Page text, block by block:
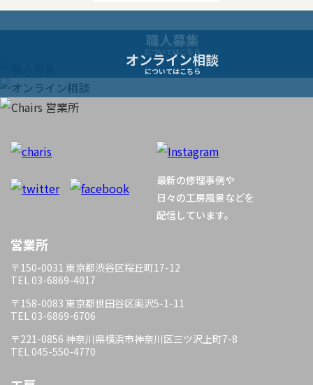
稿
ビ
ー
シ
ョ
ン
職人募集
についてはこちら
オンライン相談
についてはこちら
最新の修理事例や
日々の工房風景などを
配信しています。
営業所
〒150-0031 東京都渋谷区桜丘町17-12
TEL 03-6869-4017
〒158-0083 東京都世田谷区奥沢5-1-11
TEL 03-6869-6706
〒221-0856 神奈川県横浜市神奈川区三ツ沢上町7-8
TEL 045-550-4770